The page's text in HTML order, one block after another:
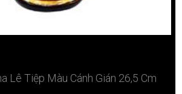
Lê Tiệp Màu Cánh Gián 26,5 Cm